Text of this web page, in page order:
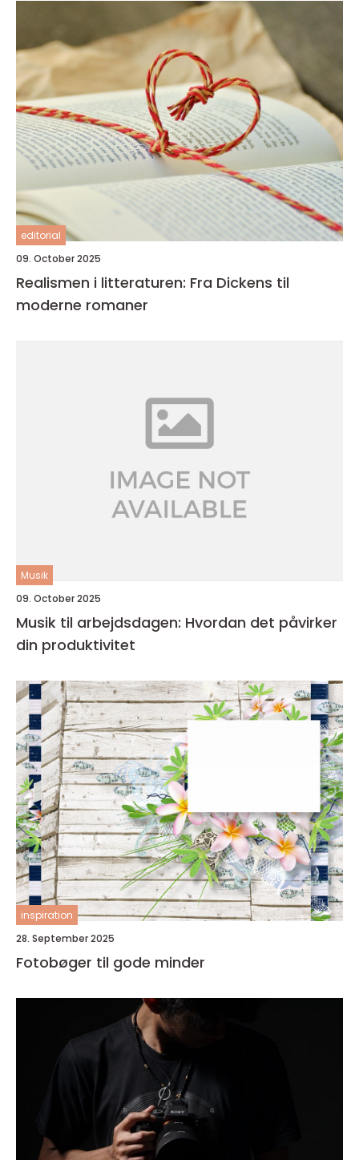
editorial
09. October 2025
Realismen i litteraturen: Fra Dickens til
moderne romaner
Musik
09. October 2025
Musik til arbejdsdagen: Hvordan det påvirker
din produktivitet
inspiration
28. September 2025
Fotobøger til gode minder